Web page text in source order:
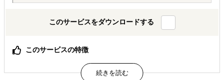
このサービスをダウンロードする
このサービスの特徴
アメリカのビジネスに精通した現地在住の日米バイリンガ
ルのアシスタントが、日本企業のアメリカ進出をサポート